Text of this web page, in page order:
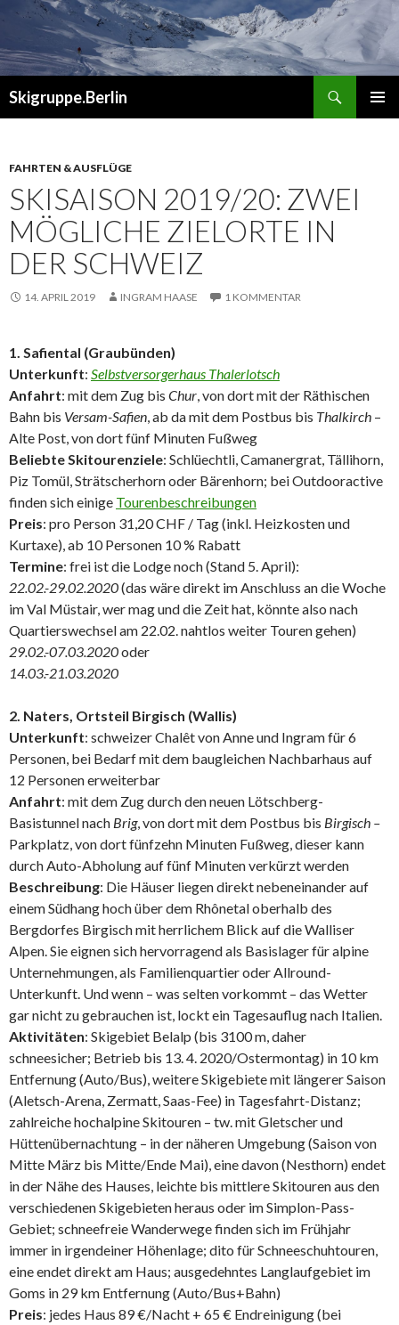
Skigruppe.Berlin
FAHRTEN & AUSFLÜGE
SKISAISON 2019/20: ZWEI
MÖGLICHE ZIELORTE IN
DER SCHWEIZ
14. APRIL 2019 INGRAM HAASE 1 KOMMENTAR
1. Safiental (Graubünden)
Unterkunft: Selbstversorgerhaus Thalerlotsch
Anfahrt: mit dem Zug bis Chur, von dort mit der Räthischen
Bahn bis Versam-Safien, ab da mit dem Postbus bis Thalkirch –
Alte Post, von dort fünf Minuten Fußweg
Beliebte Skitourenziele: Schlüechtli, Camanergrat, Tällihorn,
Piz Tomül, Strätscherhorn oder Bärenhorn; bei Outdooractive
finden sich einige Tourenbeschreibungen
Preis: pro Person 31,20 CHF / Tag (inkl. Heizkosten und
Kurtaxe), ab 10 Personen 10 % Rabatt
Termine: frei ist die Lodge noch (Stand 5. April):
22.02.-29.02.2020(das wäre direkt im Anschluss an die Woche
im Val Müstair, wer mag und die Zeit hat, könnte also nach
Quartierswechsel am 22.02. nahtlos weiter Touren gehen)
29.02.-07.03.2020oder
14.03.-21.03.2020
2. Naters, Ortsteil Birgisch (Wallis)
Unterkunft: schweizer Chalêt von Anne und Ingram für 6
Personen, bei Bedarf mit dem baugleichen Nachbarhaus auf
12 Personen erweiterbar
Anfahrt: mit dem Zug durch den neuen Lötschberg-
Basistunnel nach Brig, von dort mit dem Postbus bis Birgisch –
Parkplatz, von dort fünfzehn Minuten Fußweg, dieser kann
durch Auto-Abholung auf fünf Minuten verkürzt werden
Beschreibung: Die Häuser liegen direkt nebeneinander auf
einem Südhang hoch über dem Rhônetal oberhalb des
Bergdorfes Birgisch mit herrlichem Blick auf die Walliser
Alpen. Sie eignen sich hervorragend als Basislager für alpine
Unternehmungen, als Familienquartier oder Allround-
Unterkunft. Und wenn – was selten vorkommt – das Wetter
gar nicht zu gebrauchen ist, lockt ein Tagesauflug nach Italien.
Aktivitäten: Skigebiet Belalp (bis 3100 m, daher
schneesicher; Betrieb bis 13. 4. 2020/Ostermontag) in 10 km
Entfernung (Auto/Bus), weitere Skigebiete mit längerer Saison
(Aletsch-Arena, Zermatt, Saas-Fee) in Tagesfahrt-Distanz;
zahlreiche hochalpine Skitouren – tw. mit Gletscher und
Hüttenübernachtung – in der näheren Umgebung (Saison von
Mitte März bis Mitte/Ende Mai), eine davon (Nesthorn) endet
in der Nähe des Hauses, leichte bis mittlere Skitouren aus den
verschiedenen Skigebieten heraus oder im Simplon-Pass-
Gebiet; schneefreie Wanderwege finden sich im Frühjahr
immer in irgendeiner Höhenlage; dito für Schneeschuhtouren,
eine endet direkt am Haus; ausgedehntes Langlaufgebiet im
Goms in 29 km Entfernung (Auto/Bus+Bahn)
Preis: jedes Haus 89 €/Nacht + 65 € Endreinigung (bei